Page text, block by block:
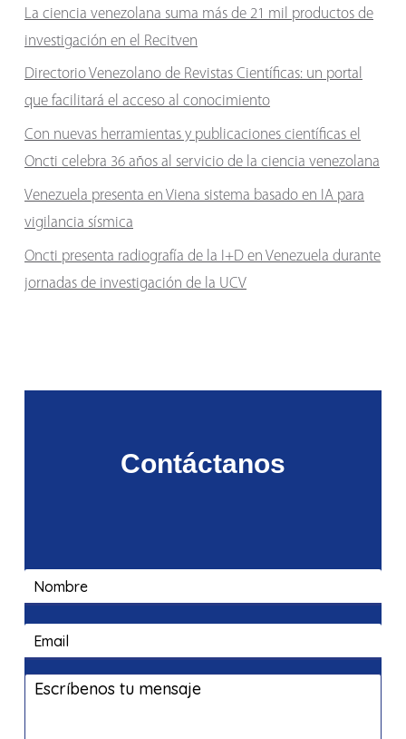
La ciencia venezolana suma más de 21 mil productos de
investigación en el Recitven
Directorio Venezolano de Revistas Científicas: un portal
que facilitará el acceso al conocimiento
Con nuevas herramientas y publicaciones científicas el
Oncti celebra 36 años al servicio de la ciencia venezolana
Venezuela presenta en Viena sistema basado en IA para
vigilancia sísmica
Oncti presenta radiografía de la I+D en Venezuela durante
jornadas de investigación de la UCV
Contáctanos